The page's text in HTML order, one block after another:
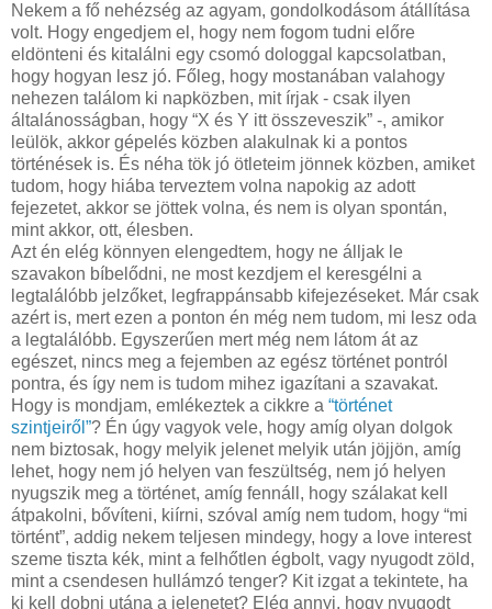
Nekem a fő nehézség az agyam, gondolkodásom átállítása
volt. Hogy engedjem el, hogy nem fogom tudni előre
eldönteni és kitalálni egy csomó dologgal kapcsolatban,
hogy hogyan lesz jó. Főleg, hogy mostanában valahogy
nehezen találom ki napközben, mit írjak - csak ilyen
általánosságban, hogy “X és Y itt összeveszik” -, amikor
leülök, akkor gépelés közben alakulnak ki a pontos
történések is. És néha tök jó ötleteim jönnek közben, amiket
tudom, hogy hiába terveztem volna napokig az adott
fejezetet, akkor se jöttek volna, és nem is olyan spontán,
mint akkor, ott, élesben.
Azt én elég könnyen elengedtem, hogy ne álljak le
szavakon bíbelődni, ne most kezdjem el keresgélni a
legtalálóbb jelzőket, legfrappánsabb kifejezéseket. Már csak
azért is, mert ezen a ponton én még nem tudom, mi lesz oda
a legtalálóbb. Egyszerűen mert még nem látom át az
egészet, nincs meg a fejemben az egész történet pontról
pontra, és így nem is tudom mihez igazítani a szavakat.
Hogy is mondjam, emlékeztek a cikkre a “történet
szintjeiről”? Én úgy vagyok vele, hogy amíg olyan dolgok
nem biztosak, hogy melyik jelenet melyik után jöjjön, amíg
lehet, hogy nem jó helyen van feszültség, nem jó helyen
nyugszik meg a történet, amíg fennáll, hogy szálakat kell
átpakolni, bővíteni, kiírni, szóval amíg nem tudom, hogy “mi
történt”, addig nekem teljesen mindegy, hogy a love interest
szeme tiszta kék, mint a felhőtlen égbolt, vagy nyugodt zöld,
mint a csendesen hullámzó tenger? Kit izgat a tekintete, ha
ki kell dobni utána a jelenetet? Elég annyi, hogy nyugodt